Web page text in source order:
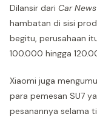
Dilansir dari Car
hambatan di sisi
begitu, perusahaan
100.000 hingga
Xiaomi juga
para pemesan SU7
pesanannya selama